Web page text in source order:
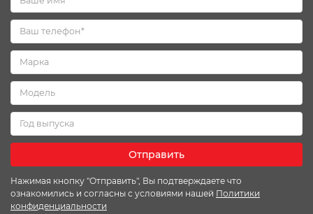
Отправить
Нажимая кнопку "Отправить", Вы подтверждаете что
ознакомились и согласны с условиями нашей Политики
конфиденциальности